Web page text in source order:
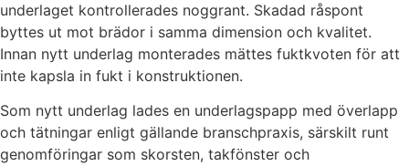
underlaget kontrollerades noggrant. Skadad råspont
byttes ut mot brädor i samma dimension och kvalitet.
Innan nytt underlag monterades mättes fuktkvoten för att
inte kapsla in fukt i konstruktionen.
Som nytt underlag lades en underlagspapp med överlapp
och tätningar enligt gällande branschpraxis, särskilt runt
genomföringar som skorsten, takfönster och